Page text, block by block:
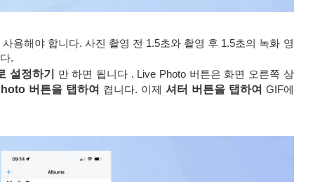
용해야 합니다. 사진 촬영 전 1.5초와 촬영 후 1.5초의 녹화 영
.
설정하기
만 하면 됩니다 . Live Photo 버튼은 화면 오른쪽 상
버튼을 탭하여 켭니다. 이제 셔터 버튼을 탭하여 GIF에